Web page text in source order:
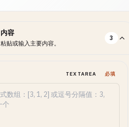
内容
粘贴或输入主要内容。
3
TEXTAREA 必填